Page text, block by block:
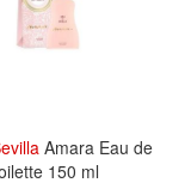
Amara Eau de
150 ml